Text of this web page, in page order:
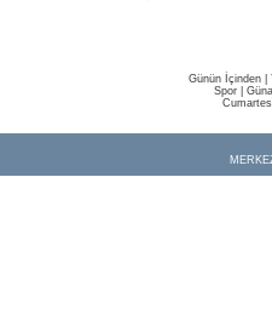
Günün İçinden
Spor